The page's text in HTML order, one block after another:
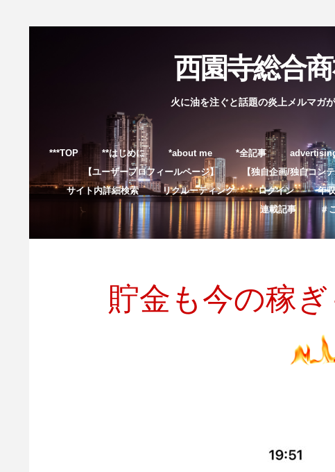
西園寺総合
火に油を注ぐと話題の炎上メルマガ
***TOP **はじめに *about me *全記事
【ユーザープロフィールページ】
【独自企画/独自コン
サイト内詳細検索
リクルーティング ログイン 年
連載記事
＃
貯金も今の稼